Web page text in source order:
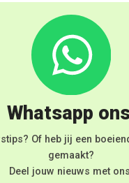
Whatsapp
Of heb jij een
gemaakt?
Deel jouw nieuws met